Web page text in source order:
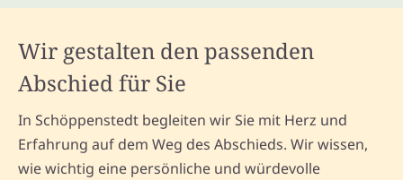
Wir gestalten den passenden
Abschied für Sie
In Schöppenstedt begleiten wir Sie mit Herz und
Erfahrung auf dem Weg des Abschieds. Wir wissen,
wie wichtig eine persönliche und würdevolle